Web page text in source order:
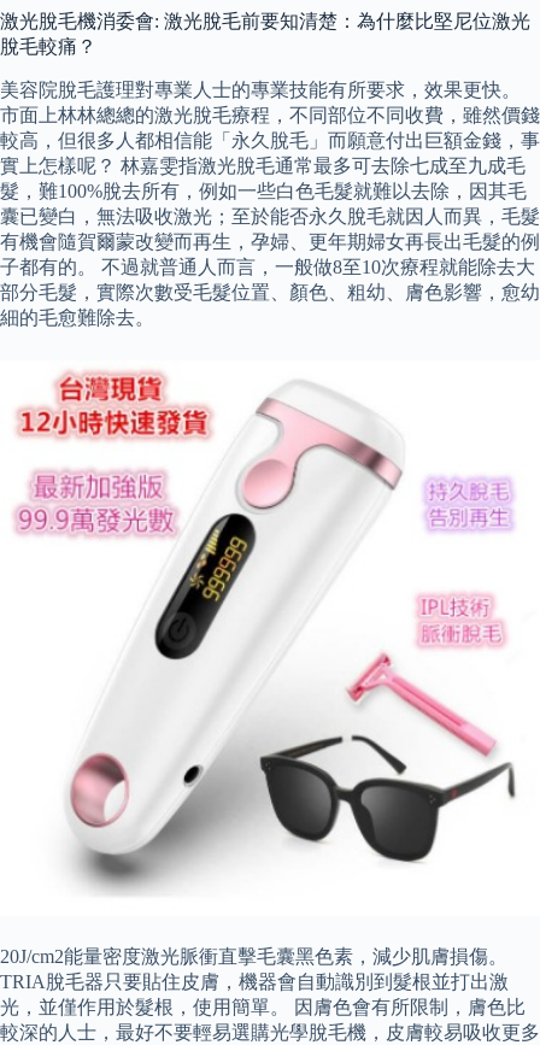
激光脫毛機消委會: 激光脫毛前要知清楚：為什麼比堅尼位激光
脫毛較痛？
美容院脫毛護理對專業人士的專業技能有所要求，效果更快。
市面上林林總總的激光脫毛療程，不同部位不同收費，雖然價錢
較高，但很多人都相信能「永久脫毛」而願意付出巨額金錢，事
實上怎樣呢？ 林嘉雯指激光脫毛通常最多可去除七成至九成毛
髮，難100%脫去所有，例如一些白色毛髮就難以去除，因其毛
囊已變白，無法吸收激光；至於能否永久脫毛就因人而異，毛髮
有機會隨賀爾蒙改變而再生，孕婦、更年期婦女再長出毛髮的例
子都有的。 不過就普通人而言，一般做8至10次療程就能除去大
部分毛髮，實際次數受毛髮位置、顏色、粗幼、膚色影響，愈幼
細的毛愈難除去。
20J/cm2能量密度激光脈衝直擊毛囊黑色素，減少肌膚損傷。
TRIA脫毛器只要貼住皮膚，機器會自動識別到髮根並打出激
光，並僅作用於髮根，使用簡單。 因膚色會有所限制，膚色比
較深的人士，最好不要輕易選購光學脫毛機，皮膚較易吸收更多